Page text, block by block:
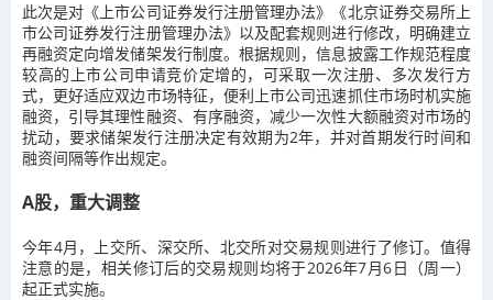
此次是对《上市公司证券发行注册管理办法》《北京证券交易所上
市公司证券发行注册管理办法》以及配套规则进行修改，明确建立
再融资定向增发储架发行制度。根据规则，信息披露工作规范程度
较高的上市公司申请竞价定增的，可采取一次注册、多次发行方
式，更好适应双边市场特征，便利上市公司迅速抓住市场时机实施
融资，引导其理性融资、有序融资，减少一次性大额融资对市场的
扰动，要求储架发行注册决定有效期为2年，并对首期发行时间和
融资间隔等作出规定。
A股，重大调整
今年4月，上交所、深交所、北交所对交易规则进行了修订。值得
注意的是，相关修订后的交易规则均将于2026年7月6日（周一）
起正式实施。